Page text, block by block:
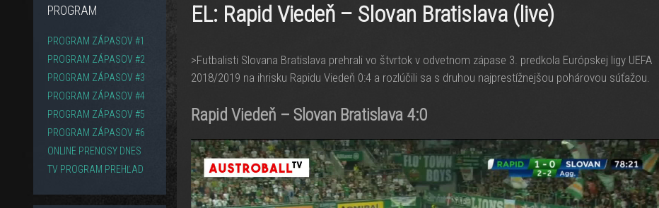
EL: Rapid Viedeň – Slovan Bratislava (live)
>Futbalisti Slovana Bratislava prehrali vo štvrtok v odvetnom zápase 3. predkola Európskej ligy UEFA
2018/2019 na ihrisku Rapidu Viedeň 0:4 a rozlúčili sa s druhou najprestížnejšou pohárovou súťažou.
Rapid Viedeň – Slovan Bratislava 4:0
PROGRAM
PROGRAM ZÁPASOV #1
PROGRAM ZÁPASOV #2
PROGRAM ZÁPASOV #3
PROGRAM ZÁPASOV #4
PROGRAM ZÁPASOV #5
PROGRAM ZÁPASOV #6
ONLINE PRENOSY DNES
TV PROGRAM PREHĽAD